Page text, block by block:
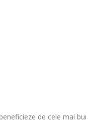
de cele mai